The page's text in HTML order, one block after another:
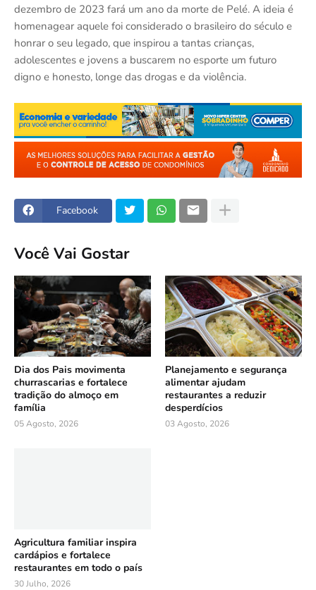
dezembro de 2023 fará um ano da morte de Pelé. A ideia é
homenagear aquele foi considerado o brasileiro do século e
honrar o seu legado, que inspirou a tantas crianças,
adolescentes e jovens a buscarem no esporte um futuro
digno e honesto, longe das drogas e da violência.
Facebook
Você Vai Gostar
Dia dos Pais movimenta
churrascarias e fortalece
tradição do almoço em
família
05 Agosto, 2026
Planejamento e segurança
alimentar ajudam
restaurantes a reduzir
desperdícios
03 Agosto, 2026
Agricultura familiar inspira
cardápios e fortalece
restaurantes em todo o país
30 Julho, 2026